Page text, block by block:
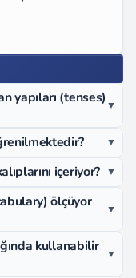
yapıları (tenses) ▼
▼
içeriyor? ▼
ölçüyor
▼
kullanabilir
▼